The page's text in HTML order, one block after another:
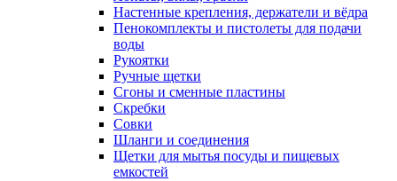
Настенные крепления, держатели и вёдра
Пенокомплекты и пистолеты для подачи
воды
Рукоятки
Ручные щетки
Сгоны и сменные пластины
Скребки
Совки
Шланги и соединения
Щетки для мытья посуды и пищевых
емкостей